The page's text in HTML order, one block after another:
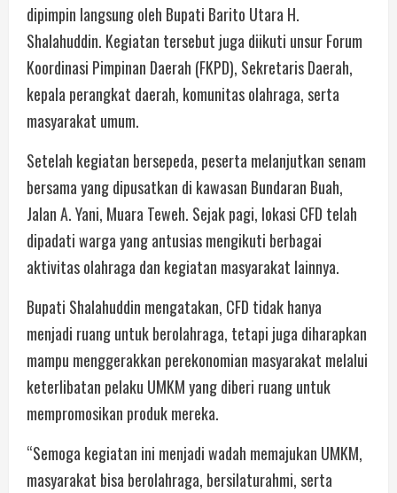
dipimpin langsung oleh Bupati Barito Utara H.
Shalahuddin. Kegiatan tersebut juga diikuti unsur Forum
Koordinasi Pimpinan Daerah (FKPD), Sekretaris Daerah,
kepala perangkat daerah, komunitas olahraga, serta
masyarakat umum.
Setelah kegiatan bersepeda, peserta melanjutkan senam
bersama yang dipusatkan di kawasan Bundaran Buah,
Jalan A. Yani, Muara Teweh. Sejak pagi, lokasi CFD telah
dipadati warga yang antusias mengikuti berbagai
aktivitas olahraga dan kegiatan masyarakat lainnya.
Bupati Shalahuddin mengatakan, CFD tidak hanya
menjadi ruang untuk berolahraga, tetapi juga diharapkan
mampu menggerakkan perekonomian masyarakat melalui
keterlibatan pelaku UMKM yang diberi ruang untuk
mempromosikan produk mereka.
“Semoga kegiatan ini menjadi wadah memajukan UMKM,
masyarakat bisa berolahraga, bersilaturahmi, serta